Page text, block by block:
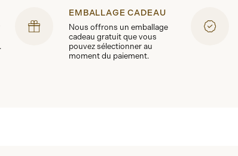
EMBALLAGE CADEAU
Nous offrons un emballage
cadeau gratuit que vous
pouvez sélectionner au
moment du paiement.